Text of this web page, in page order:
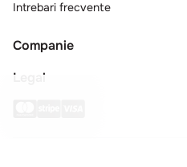
Intrebari frecvente
Companie
Legal